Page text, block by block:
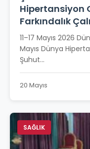
Hipertansiyon
Farkındalık
11–17 Mayıs 2026
Mayıs Dünya
Şuhut...
20 Mayıs
SAĞLIK